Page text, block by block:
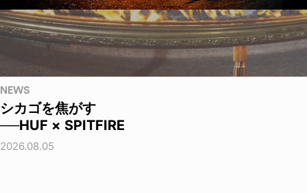
NEWS
シカゴを焦がす
──HUF × SPITFIRE
2026.08.05